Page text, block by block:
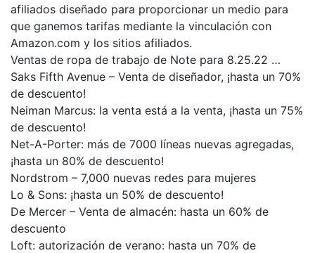
afiliados diseñado para proporcionar un medio para
que ganemos tarifas mediante la vinculación con
Amazon.com y los sitios afiliados.
Ventas de ropa de trabajo de Note para 8.25.22 …
Saks Fifth Avenue – Venta de diseñador, ¡hasta un 70%
de descuento!
Neiman Marcus: la venta está a la venta, ¡hasta un 75%
de descuento!
Net-A-Porter: más de 7000 líneas nuevas agregadas,
¡hasta un 80% de descuento!
Nordstrom – 7,000 nuevas redes para mujeres
Lo & Sons: ¡hasta un 50% de descuento!
De Mercer – Venta de almacén: hasta un 60% de
descuento
Loft: autorización de verano: hasta un 70% de